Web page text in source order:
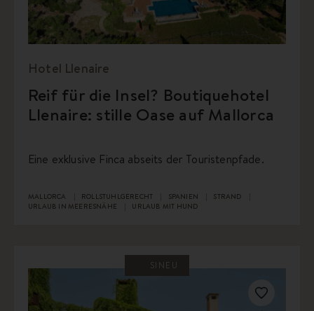
Hotel Llenaire
Reif für die Insel? Boutiquehotel
Llenaire: stille Oase auf Mallorca
Eine exklusive Finca abseits der Touristenpfade.
MALLORCA ROLLSTUHLGERECHT SPANIEN
STRAND
URLAUB IN MEERESNÄHE
URLAUB MIT HUND
SINEU